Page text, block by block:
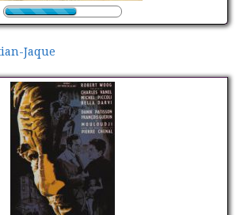
Jaque